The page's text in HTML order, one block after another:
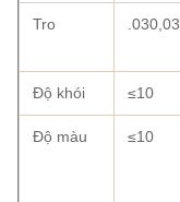
Tro .030,03
Độ khói ≤10
Độ màu ≤10